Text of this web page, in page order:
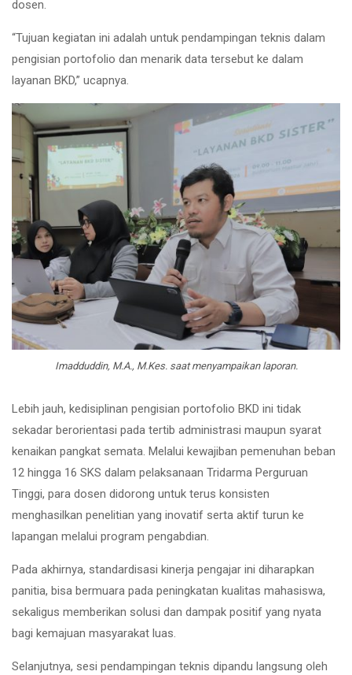
dosen.
“Tujuan kegiatan ini adalah untuk pendampingan teknis dalam
pengisian portofolio dan menarik data tersebut ke dalam
layanan BKD,” ucapnya.
Imadduddin, M.A., M.Kes. saat menyampaikan laporan.
Lebih jauh, kedisiplinan pengisian portofolio BKD ini tidak
sekadar berorientasi pada tertib administrasi maupun syarat
kenaikan pangkat semata. Melalui kewajiban pemenuhan beban
12 hingga 16 SKS dalam pelaksanaan Tridarma Perguruan
Tinggi, para dosen didorong untuk terus konsisten
menghasilkan penelitian yang inovatif serta aktif turun ke
lapangan melalui program pengabdian.
Pada akhirnya, standardisasi kinerja pengajar ini diharapkan
panitia, bisa bermuara pada peningkatan kualitas mahasiswa,
sekaligus memberikan solusi dan dampak positif yang nyata
bagi kemajuan masyarakat luas.
Selanjutnya, sesi pendampingan teknis dipandu langsung oleh